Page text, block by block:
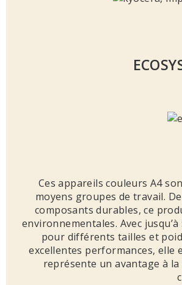
Ces appareils couleurs A4
moyens groupes de travail.
composants durables, ce
environnementales. Avec
pour différents tailles et
excellentes performances, elle
représente un avantage à